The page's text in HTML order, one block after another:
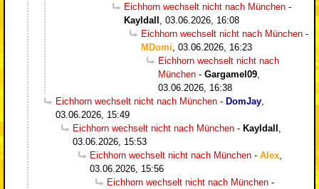
Eichhorn wechselt nicht nach München -
Kayldall , 03.06.2026, 16:08
Eichhorn wechselt nicht nach München -
MDomi, 03.06.2026, 16:23
Eichhorn wechselt nicht nach
München - Gargamel09,
03.06.2026, 16:38
Eichhorn wechselt nicht nach München - DomJay,
03.06.2026, 15:49
Eichhorn wechselt nicht nach München - Kayldall ,
03.06.2026, 15:53
Eichhorn wechselt nicht nach München - Alex,
03.06.2026, 15:56
Eichhorn wechselt nicht nach München -